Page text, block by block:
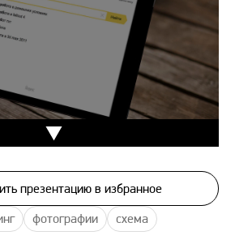
фотографии схема
презентацию в избранное